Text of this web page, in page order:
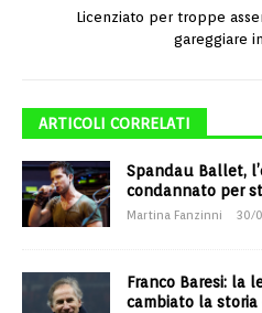
Licenziato per troppe
gareggiare
ARTICOLI CORRELATI
Spandau Ballet,
condannato per
Martina Fanzinni 30/
Franco Baresi: la
cambiato la